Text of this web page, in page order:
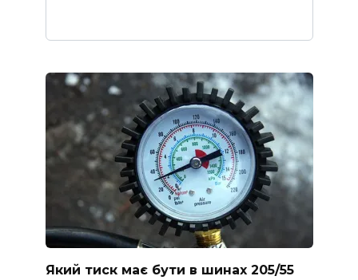
Який тиск має бути в шинах 205/55